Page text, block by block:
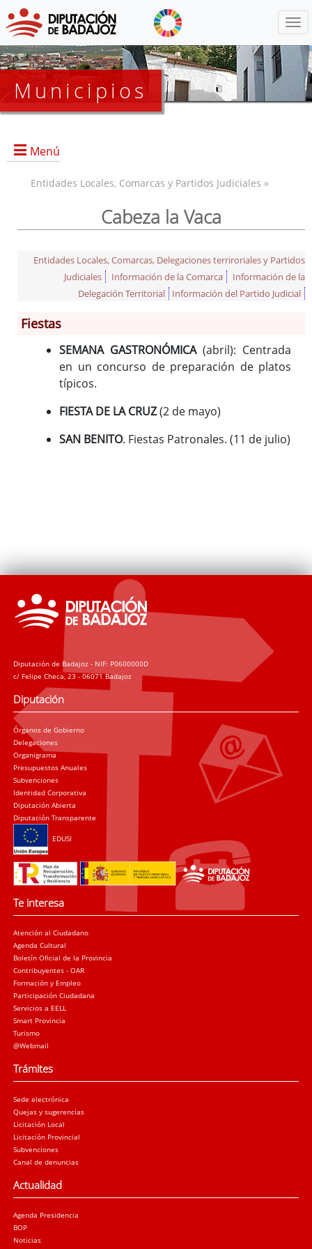
Municipios
Menú
Información General
Historia
Población
Archivo Municipal
Entidades Locales, Comarcas y Partidos Judiciales »
Cabeza la Vaca
Entidades Locales, Comarcas, Delegaciones terriroriales y Partidos
Judiciales
Información de la Comarca
Información de la
Delegación Territorial
Información del Partido Judicial
Fiestas
SEMANA GASTRONÓMICA(abril): Centrada
en un concurso de preparación de platos
típicos.
FIESTA DE LA CRUZ(2 de mayo)
SAN BENITO. Fiestas Patronales. (11 de julio)
Diputación de Badajoz - NIF: P0600000D
c/ Felipe Checa, 23 - 06071 Badajoz
Diputación
Órganos de Gobierno
Delegaciones
Organigrama
Presupuestos Anuales
Subvenciones
Identidad Corporativa
Diputación Abierta
Diputación Transparente
EDUSI
Te interesa
Atención al Ciudadano
Agenda Cultural
Boletín Oficial de la Provincia
Contribuyentes - OAR
Formación y Empleo
Participación Ciudadana
Servicios a EELL
Smart Provincia
Turismo
@Webmail
Trámites
Sede electrónica
Quejas y sugerencias
Licitación Local
Licitación Provincial
Subvenciones
Canal de denuncias
Actualidad
Agenda Presidencia
BOP
Noticias